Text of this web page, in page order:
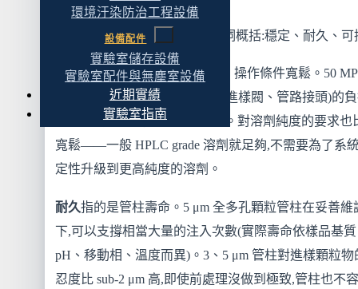
環境汙染防治工程設備
設備配件
實驗室儲存設備
實驗室配件與無塵室設備
近期實績
實驗室指南
50 MPa 平台的定位
常規 HPLC 的特性可以用三個詞概括:穩定、耐久、可
穩定指的是這個平台技術成熟、操作條件寬鬆。50
背壓對系統元件(幫浦密封件、進樣閥、管路接頭)的
較小,長期運轉的故障率相對低。對溶劑純度的要求也
寬鬆——一般 HPLC grade 溶劑就足夠,不需要為了系
定性升級到更高純度的溶劑。
耐久指的是管柱壽命。5 μm 全多孔顆粒管柱在妥善維
下,可以支撐相當大量的注入次數(實際壽命依樣品基
pH、移動相、溫度而異)。3、5 μm 管柱對進樣顆粒物
忍度比 sub-2 μm 高,即使前處理沒做到極致,管柱也不